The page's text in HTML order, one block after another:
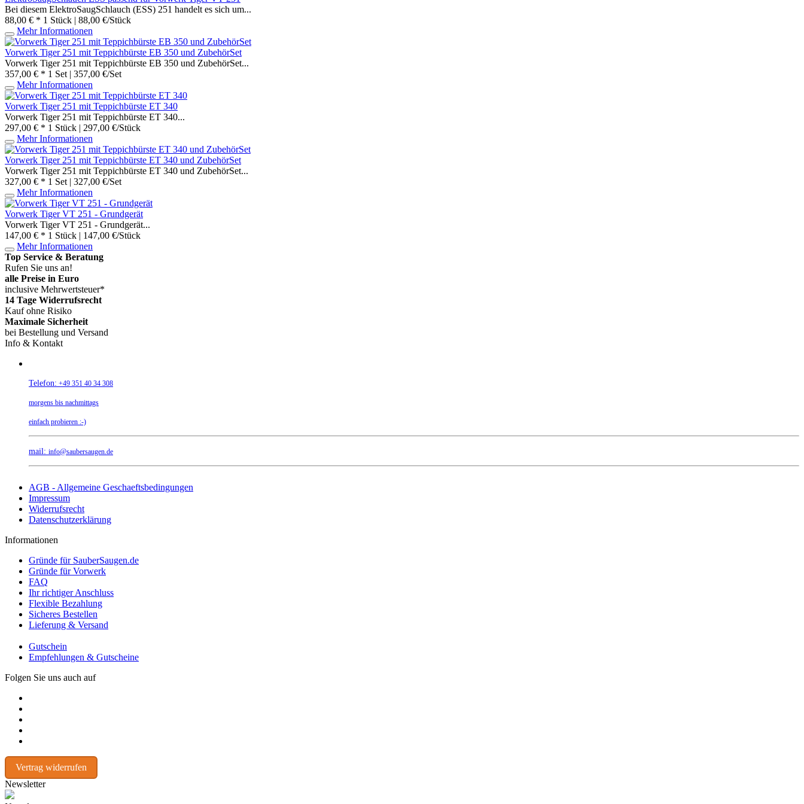
Bei diesem ElektroSaugSchlauch (ESS) 251 handelt es sich um...
88,00 € * 1 Stück | 88,00 €/Stück
Mehr Informationen
Vorwerk Tiger 251 mit Teppichbürste EB 350 und ZubehörSet
Vorwerk Tiger 251 mit Teppichbürste EB 350 und ZubehörSet...
357,00 € * 1 Set | 357,00 €/Set
Mehr Informationen
Vorwerk Tiger 251 mit Teppichbürste ET 340
Vorwerk Tiger 251 mit Teppichbürste ET 340...
297,00 € * 1 Stück | 297,00 €/Stück
Mehr Informationen
Vorwerk Tiger 251 mit Teppichbürste ET 340 und ZubehörSet
Vorwerk Tiger 251 mit Teppichbürste ET 340 und ZubehörSet...
327,00 € * 1 Set | 327,00 €/Set
Mehr Informationen
Vorwerk Tiger VT 251 - Grundgerät
Vorwerk Tiger VT 251 - Grundgerät...
147,00 € * 1 Stück | 147,00 €/Stück
Mehr Informationen
Top Service & Beratung
Rufen Sie uns an!
alle Preise in Euro
inclusive Mehrwertsteuer*
14 Tage Widerrufsrecht
Kauf ohne Risiko
Maximale Sicherheit
bei Bestellung und Versand
Info & Kontakt
Telefon: +49 351 40 34 308
morgens bis nachmittags
einfach probieren :-)
mail: info@saubersaugen.de
AGB - Allgemeine Geschaeftsbedingungen
Impressum
Widerrufsrecht
Datenschutzerklärung
Informationen
Gründe für SauberSaugen.de
Gründe für Vorwerk
FAQ
Ihr richtiger Anschluss
Flexible Bezahlung
Sicheres Bestellen
Lieferung & Versand
Gutschein
Empfehlungen & Gutscheine
Folgen Sie uns auch auf
Vertrag widerrufen
Newsletter